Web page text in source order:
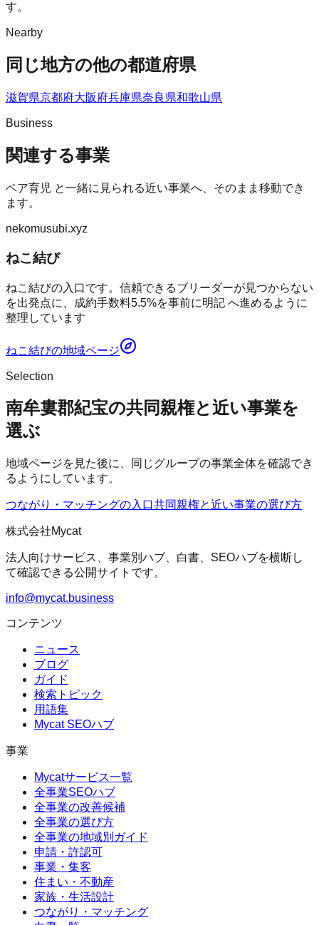
す。
Nearby
同じ地方の他の都道府県
滋賀県京都府大阪府兵庫県奈良県和歌山県
Business
関連する事業
ペア育児 と一緒に見られる近い事業へ、そのまま移動でき
ます。
nekomusubi.xyz
ねこ結び
ねこ結びの入口です。信頼できるブリーダーが見つからない
を出発点に、成約手数料5.5%を事前に明記 へ進めるように
整理しています
ねこ結びの地域ページ
Selection
南牟婁郡紀宝の共同親権と近い事業を
選ぶ
地域ページを見た後に、同じグループの事業全体を確認でき
るようにしています。
つながり・マッチングの入口共同親権と近い事業の選び方
株式会社Mycat
法人向けサービス、事業別ハブ、白書、SEOハブを横断し
て確認できる公開サイトです。
info@mycat.business
コンテンツ
ニュース
ブログ
ガイド
検索トピック
用語集
Mycat SEOハブ
事業
Mycatサービス一覧
全事業SEOハブ
全事業の改善候補
全事業の選び方
全事業の地域別ガイド
申請・許認可
事業・集客
住まい・不動産
家族・生活設計
つながり・マッチング